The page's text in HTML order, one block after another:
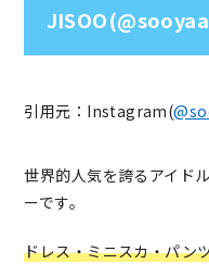
引用元：Instagram(
世界的人気を誇るアイド
ーです。
ドレス・ミニスカ・パン